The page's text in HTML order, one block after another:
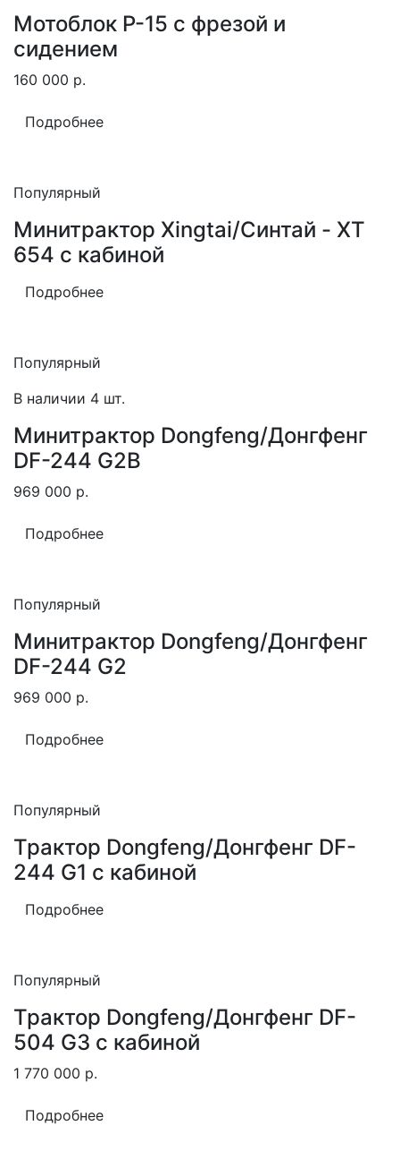
Мотоблок Р-15 с фрезой и
сидением
160 000 р.
Подробнее
Популярный
Минитрактор Xingtai/Синтай - XT
654 с кабиной
Подробнее
Популярный
В наличии 4 шт.
Минитрактор Dongfeng/Донгфенг
DF-244 G2B
969 000 р.
Подробнее
Популярный
Минитрактор Dongfeng/Донгфенг
DF-244 G2
969 000 р.
Подробнее
Популярный
Трактор Dongfeng/Донгфенг DF-
244 G1 с кабиной
Подробнее
Популярный
Трактор Dongfeng/Донгфенг DF-
504 G3 с кабиной
1 770 000 р.
Подробнее